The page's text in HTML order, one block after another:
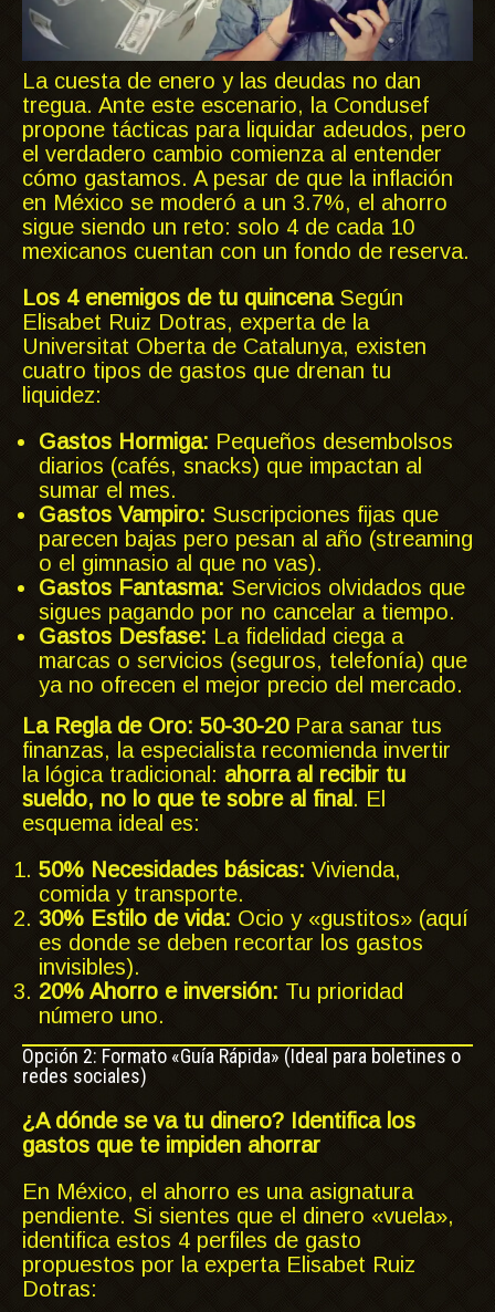
La cuesta de enero y las deudas no dan
tregua. Ante este escenario, la Condusef
propone tácticas para liquidar adeudos, pero
el verdadero cambio comienza al entender
cómo gastamos. A pesar de que la inflación
en México se moderó a un 3.7%, el ahorro
sigue siendo un reto: solo 4 de cada 10
mexicanos cuentan con un fondo de reserva.
Los 4 enemigos de tu quincenaSegún
Elisabet Ruiz Dotras, experta de la
Universitat Oberta de Catalunya, existen
cuatro tipos de gastos que drenan tu
liquidez:
Gastos Hormiga: Pequeños desembolsos
diarios (cafés, snacks) que impactan al
sumar el mes.
Gastos Vampiro: Suscripciones fijas que
parecen bajas pero pesan al año (streaming
o el gimnasio al que no vas).
Gastos Fantasma: Servicios olvidados que
sigues pagando por no cancelar a tiempo.
Gastos Desfase: La fidelidad ciega a
marcas o servicios (seguros, telefonía) que
ya no ofrecen el mejor precio del mercado.
La Regla de Oro: 50-30-20Para sanar tus
finanzas, la especialista recomienda invertir
la lógica tradicional: ahorra al recibir tu
sueldo, no lo que te sobre al final . El
esquema ideal es:
50% Necesidades básicas: Vivienda,
comida y transporte.
30% Estilo de vida: Ocio y «gustitos» (aquí
es donde se deben recortar los gastos
invisibles).
20% Ahorro e inversión: Tu prioridad
número uno.
Opción 2: Formato «Guía Rápida» (Ideal para boletines o
redes sociales)
¿A dónde se va tu dinero? Identifica los
gastos que te impiden ahorrar
En México, el ahorro es una asignatura
pendiente. Si sientes que el dinero «vuela»,
identifica estos 4 perfiles de gasto
propuestos por la experta Elisabet Ruiz
Dotras: